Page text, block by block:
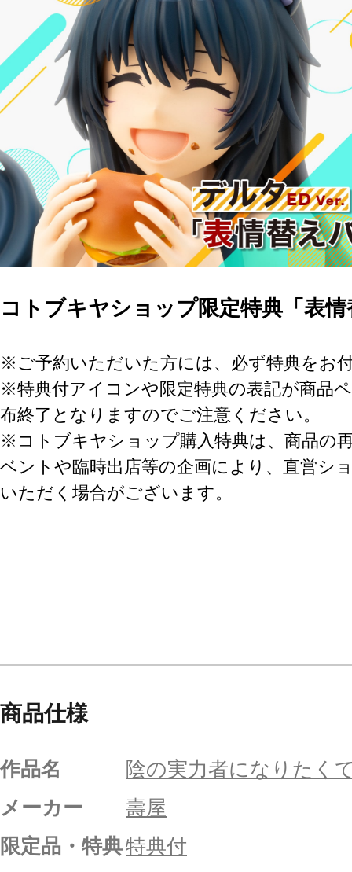
コトブキヤショップ限定特典「表
※ご予約いただいた方には、必ず特典をお
※特典付アイコンや限定特典の表記が商品
布終了となりますのでご注意ください。
※コトブキヤショップ購入特典は、商品の
ベントや臨時出店等の企画により、直営シ
いただく場合がございます。
商品仕様
作品名
陰の実力者になりたく
メーカー
壽屋
限定品・特典特典付